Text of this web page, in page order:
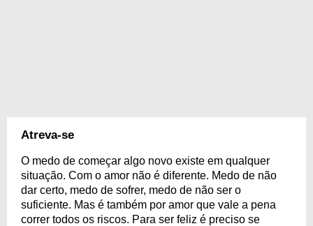
Atreva-se
O medo de começar algo novo existe em qualquer
situação. Com o amor não é diferente. Medo de não
dar certo, medo de sofrer, medo de não ser o
suficiente. Mas é também por amor que vale a pena
correr todos os riscos. Para ser feliz é preciso se